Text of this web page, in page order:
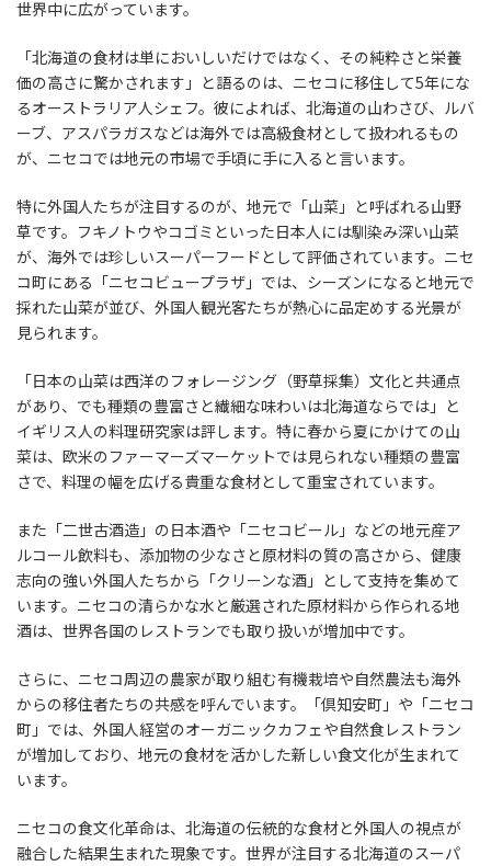
世界中に広がっています。
「北海道の食材は単においしいだけではなく、その純粋さと栄養
価の高さに驚かされます」と語るのは、ニセコに移住して5年にな
るオーストラリア人シェフ。彼によれば、北海道の山わさび、ルバ
ーブ、アスパラガスなどは海外では高級食材として扱われるもの
が、ニセコでは地元の市場で手頃に手に入ると言います。
特に外国人たちが注目するのが、地元で「山菜」と呼ばれる山野
草です。フキノトウやコゴミといった日本人には馴染み深い山菜
が、海外では珍しいスーパーフードとして評価されています。ニセ
コ町にある「ニセコビュープラザ」では、シーズンになると地元で
採れた山菜が並び、外国人観光客たちが熱心に品定めする光景が
見られます。
「日本の山菜は西洋のフォレージング（野草採集）文化と共通点
があり、でも種類の豊富さと繊細な味わいは北海道ならでは」と
イギリス人の料理研究家は評します。特に春から夏にかけての山
菜は、欧米のファーマーズマーケットでは見られない種類の豊富
さで、料理の幅を広げる貴重な食材として重宝されています。
また「二世古酒造」の日本酒や「ニセコビール」などの地元産ア
ルコール飲料も、添加物の少なさと原材料の質の高さから、健康
志向の強い外国人たちから「クリーンな酒」として支持を集めて
います。ニセコの清らかな水と厳選された原材料から作られる地
酒は、世界各国のレストランでも取り扱いが増加中です。
さらに、ニセコ周辺の農家が取り組む有機栽培や自然農法も海外
からの移住者たちの共感を呼んでいます。「倶知安町」や「ニセコ
町」では、外国人経営のオーガニックカフェや自然食レストラン
が増加しており、地元の食材を活かした新しい食文化が生まれて
います。
ニセコの食文化革命は、北海道の伝統的な食材と外国人の視点が
融合した結果生まれた現象です。世界が注目する北海道のスーパ